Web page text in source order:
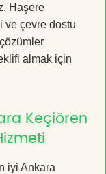
Haşere
ve çevre dostu
almak için
Keçiören
iyi Ankara